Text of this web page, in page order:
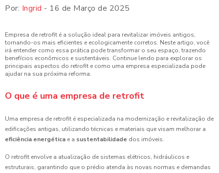
Por: Ingrid - 16 de Março de 2025
Empresa de retrofit é a solução ideal para revitalizar imóveis antigos,
tornando-os mais eficientes e ecologicamente corretos. Neste artigo, você
irá entender como essa prática pode transformar o seu espaço, trazendo
benefícios econômicos e sustentáveis. Continue lendo para explorar os
principais aspectos do retrofit e como uma empresa especializada pode
ajudar na sua próxima reforma.
O que é uma empresa de retrofit
Uma empresa de retrofit é especializada na modernização e revitalização de
edificações antigas, utilizando técnicas e materiais que visam melhorar a
eficiência energética e a sustentabilidade dos imóveis.
O retrofit envolve a atualização de sistemas elétricos, hidráulicos e
estruturais, garantindo que o prédio atenda às novas normas e demandas